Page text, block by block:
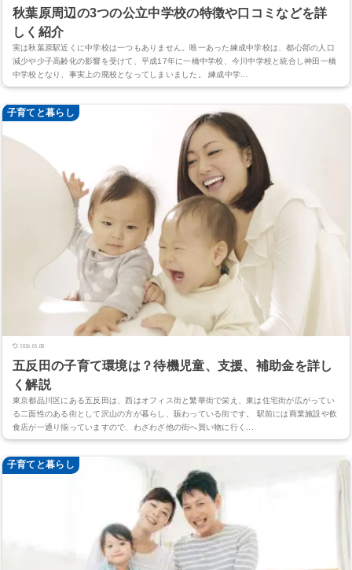
秋葉原周辺の3つの公立中学校の特徴や口コミなどを詳
しく紹介
実は秋葉原駅近くに中学校は一つもありません。唯一あった練成中学校は、都心部の人口
減少や少子高齢化の影響を受けて、平成17年に一橋中学校、今川中学校と統合し神田一橋
中学校となり、事実上の廃校となってしまいました。 練成中学...
子育てと暮らし
五反田の子育て環境は？待機児童、支援、補助金を詳し
く解説
2026.05.08
東京都品川区にある五反田は、西はオフィス街と繁華街で栄え、東は住宅街が広がってい
る二面性のある街として沢山の方が暮らし、賑わっている街です。 駅前には商業施設や飲
食店が一通り揃っていますので、わざわざ他の街へ買い物に行く...
子育てと暮らし